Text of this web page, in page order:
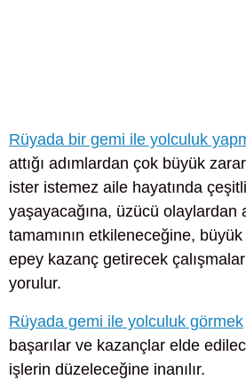
Rüyada bir gemi ile yolculuk
attığı adımlardan çok büyük
ister istemez aile hayatında
yaşayacağına, üzücü olaylardan
tamamının etkileneceğine, büyük
epey kazanç getirecek
yorulur.
Rüyada gemi ile yolculuk görmek
başarılar ve kazançlar elde
işlerin düzeleceğine inanılır.